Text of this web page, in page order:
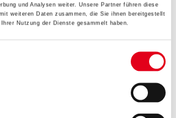
und Analysen weiter. Unsere Partner führen diese
weiteren Daten zusammen, die Sie ihnen bereitgestellt
Nutzung der Dienste gesammelt haben.
Ihren Wunschfarbton